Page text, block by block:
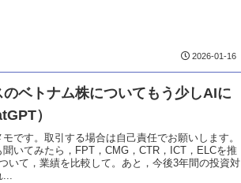
2026-01-16
ベトナム株についてもう少しAIに
）
です。取引する場合は自己責任でお願いします。
いてみたら，FPT，CMG，CTR，ICT，ELCを推
いて，業績を比較して。あと，今後3年間の投資対
...